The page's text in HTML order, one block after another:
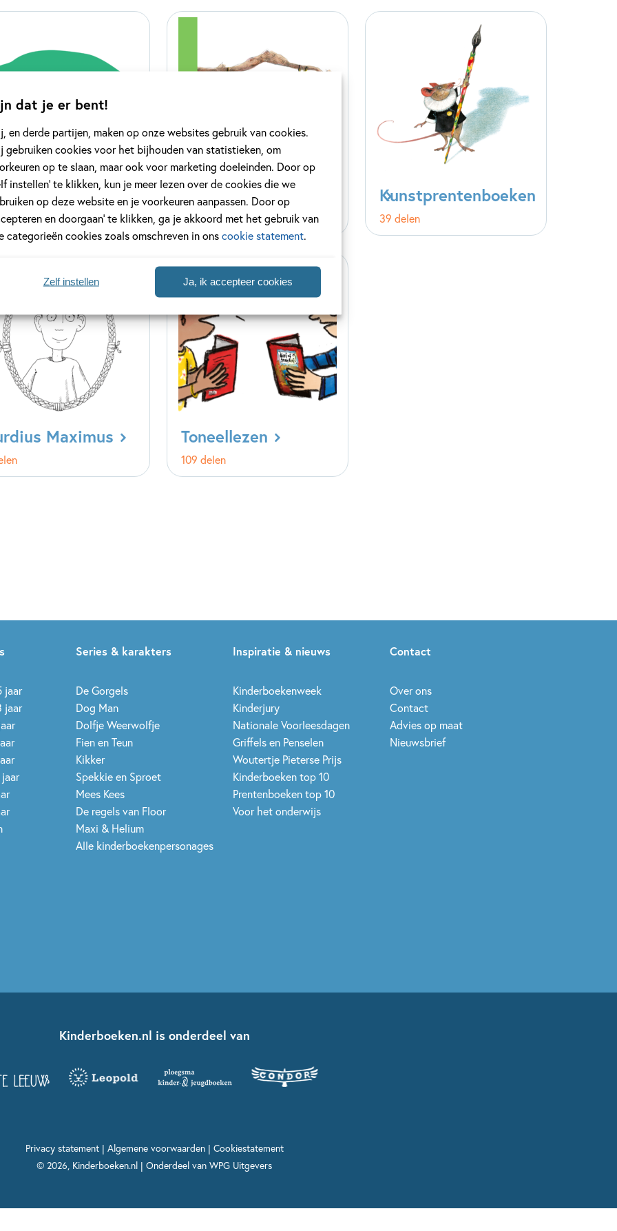
dat je er bent!
en derde partijen, maken op onze websites gebruik van cookies.
gebruiken cookies voor het bijhouden van statistieken, om
op te slaan, maar ook voor marketing doeleinden. Door op
instellen’ te klikken, kun je meer lezen over de cookies die we
op deze website en je voorkeuren aanpassen. Door op
en doorgaan’ te klikken, ga je akkoord met het gebruik van
categorieën cookies zoals omschreven in onscookie statement
Ja, ik accepteer cookies
Zelf instellen
ik lees informatief
35 delen
Kunstprentenboeken
39 delen
Maximus Toneellezen
109 delen
jaar
jaar
Series & karakters
De Gorgels
Dog Man
Dolfje Weerwolfje
Fien en Teun
Kikker
Spekkie en Sproet
Mees Kees
De regels van Floor
Maxi & Helium
Alle kinderboekenpersonages
Inspiratie & nieuws
Kinderboekenweek
Kinderjury
Nationale Voorleesdagen
Griffels en Penselen
Woutertje Pieterse Prijs
Kinderboeken top 10
Prentenboeken top 10
Voor het onderwijs
Contact
Over ons
Contact
Advies op maat
Nieuwsbrief
Kinderboeken.nl is onderdeel van
Privacy statement| Algemene voorwaarden| Cookiestatement
© 2026, Kinderboeken.nl | Onderdeel van WPG Uitgevers